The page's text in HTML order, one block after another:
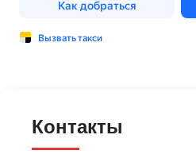
Контакты